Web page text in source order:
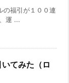
の福引が１００連
運 ...
いてみた（ロ